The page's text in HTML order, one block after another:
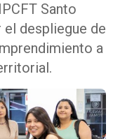
Santo
el despliegue de
a